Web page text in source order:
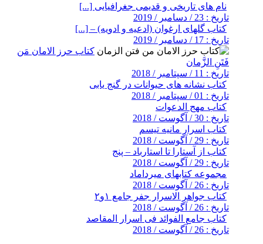
نام های تاریخی و قدیمی جغرافیایی [...]
تاریخ : 23 / دسامبر / 2019
کتاب گلهای ارغوان (ادعیه و ادویه) – [...]
تاریخ : 17 / دسامبر / 2019
کتاب حرز الامان مَن
فَتَنِ الزَّمان
تاریخ : 11 / سپتامبر / 2018
کتاب نشانه های حیوانات در گنج یابی
تاریخ : 01 / سپتامبر / 2018
کتاب مهج الدعوات
تاریخ : 30 / آگوست / 2018
کتاب اسرار مانیه تیسم
تاریخ : 29 / آگوست / 2018
کتاب از آستارا تا استارباد – پنج
تاریخ : 29 / آگوست / 2018
مجموعه کتابهای میرداماد
تاریخ : 26 / آگوست / 2018
کتاب جواهر الاسرار جفر جامع ۱و۲
تاریخ : 26 / آگوست / 2018
کتاب جامع الفوائد فی اسرار المقاصد
تاریخ : 26 / آگوست / 2018